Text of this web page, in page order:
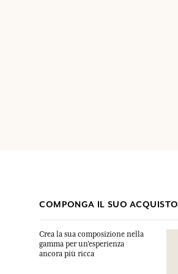
COMPONGA IL SUO ACQUISTO
Crea la sua composizione nella
gamma per un’esperienza
ancora più ricca